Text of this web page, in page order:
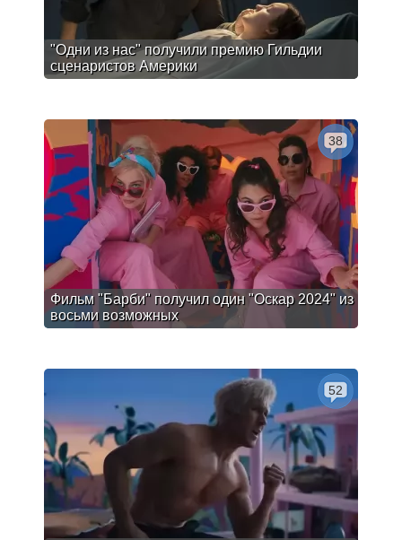
"Одни из нас" получили премию Гильдии
сценаристов Америки
Фильм "Барби" получил один "Оскар 2024" из
восьми возможных
38
52